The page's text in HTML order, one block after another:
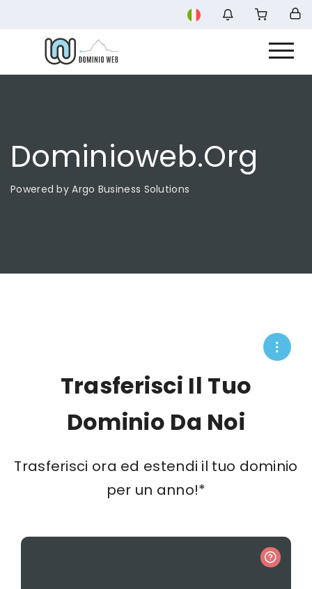
Dominioweb.org
Powered by Argo Business Solutions
Trasferisci Il Tuo
Dominio Da Noi
Trasferisci ora ed estendi il tuo dominio
per un anno!*